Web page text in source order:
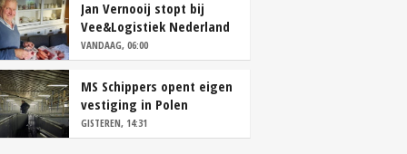
Jan Vernooij stopt bij
Vee&Logistiek Nederland
VANDAAG, 06:00
MS Schippers opent eigen
vestiging in Polen
GISTEREN, 14:31